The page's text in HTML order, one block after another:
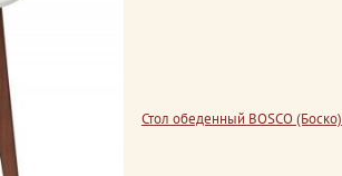
Стол обеденный BOSCO (Боско)